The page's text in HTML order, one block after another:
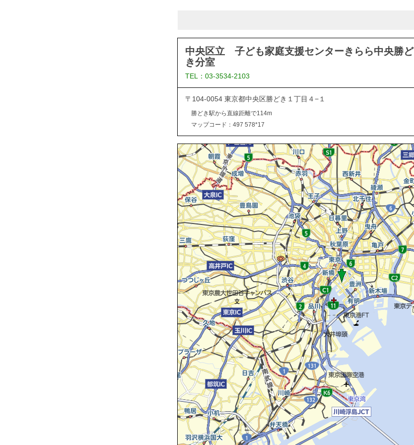
中央区立 子ども家庭支援センターきらら中央勝ど
き分室
TEL：03-3534-2103
〒104-0054 東京都中央区勝どき１丁目４−１
勝どき駅から直線距離で114m
マップコード：497 578*17